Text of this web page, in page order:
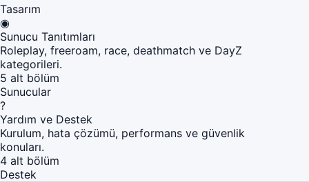
Tasarım
◉
Sunucu Tanıtımları
Roleplay, freeroam, race, deathmatch ve DayZ
kategorileri.
5 alt bölüm
Sunucular
?
Yardım ve Destek
Kurulum, hata çözümü, performans ve güvenlik
konuları.
4 alt bölüm
Destek